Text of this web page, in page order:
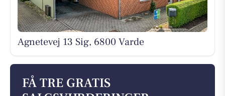
Agnetevej 13 Sig, 6800 Varde
FÅ TRE GRATIS